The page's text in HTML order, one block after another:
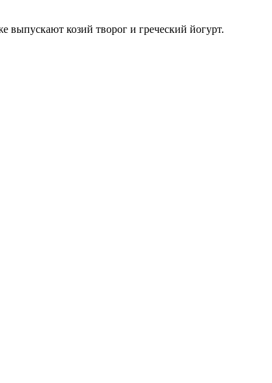
козий творог и греческий йогурт.